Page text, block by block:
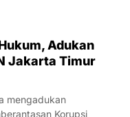
Adukan
Jakarta Timur
mengadukan
Korupsi